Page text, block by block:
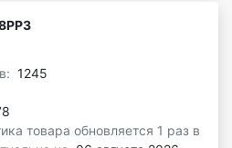
1245
товара обновляется 1 раз в